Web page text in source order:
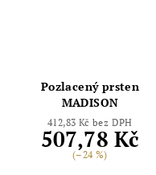
Pozlacený prsten
MADISON
412,83 Kč bez DPH
507,78 Kč
(–24 %)